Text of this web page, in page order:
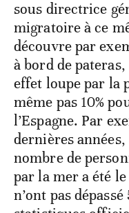
sous directrice
migratoire à ce
découvre par
à bord de
effet loupe par la
même pas 10%
l’Espagne. Par
dernières années,
nombre de
par la mer a été
n’ont pas